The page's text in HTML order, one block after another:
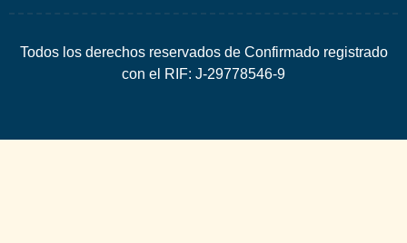
Todos los derechos reservados de Confirmado registrado
con el RIF: J-29778546-9